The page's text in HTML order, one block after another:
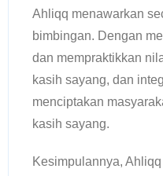
Ahliqq menawarkan
bimbingan. Dengan
dan mempraktikkan
kasih sayang, dan
menciptakan
kasih sayang.
Kesimpulannya,